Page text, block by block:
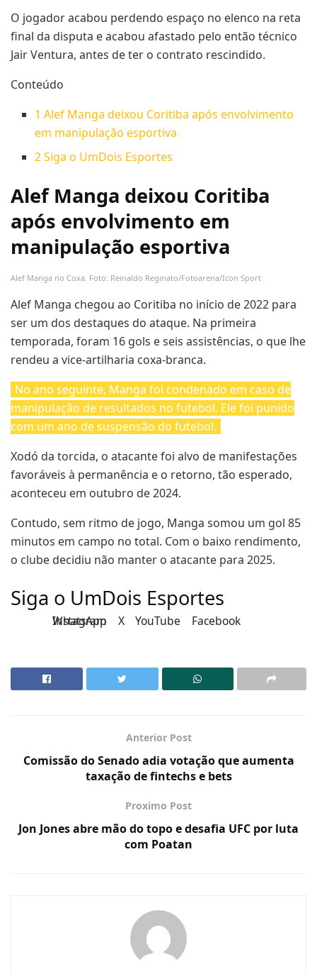
O jogador acabou perdendo espaço no elenco na reta
final da disputa e acabou afastado pelo então técnico
Jair Ventura, antes de ter o contrato rescindido.
Conteúdo
1 Alef Manga deixou Coritiba após envolvimento
em manipulação esportiva
2Siga o UmDois Esportes
Alef Manga deixou Coritiba
após envolvimento em
manipulação esportiva
Alef Manga no Coxa. Foto: Reinaldo Reginato/Fotoarena/Icon Sport
Alef Manga chegou ao Coritiba no início de 2022 para
ser um dos destaques do ataque. Na primeira
temporada, foram 16 gols e seis assistências, o que lhe
rendeu a vice-artilharia coxa-branca.
No ano seguinte, Manga foi condenado em caso de
manipulação de resultados no futebol. Ele foi punido
com um ano de suspensão do futebol.
Xodó da torcida, o atacante foi alvo de manifestações
favoráveis à permanência e o retorno, tão esperado,
aconteceu em outubro de 2024.
Contudo, sem ritmo de jogo, Manga somou um gol 85
minutos em campo no total. Com o baixo rendimento,
o clube decidiu não manter o atacante para 2025.
Siga o UmDois Esportes
Instagram X YouTube Facebook
WhatsApp
Anterior Post
Comissão do Senado adia votação que aumenta
taxação de fintechs e bets
Proximo Post
Jon Jones abre mão do topo e desafia UFC por luta
com Poatan